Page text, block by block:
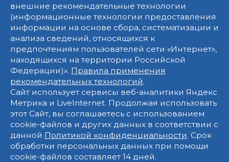
внешние рекомендательные технологии
(информационные технологии предоставления
информации на основе сбора, систематизации и
анализа сведений, относящихся к
предпочтениям пользователей сети «Интернет»,
находящихся на территории Российской
Федерации)». Правила применения
рекомендательных технологий.
Сайт использует сервисы веб-аналитики Яндекс
Метрика и LiveInternet. Продолжая использовать
этот Сайт, вы соглашаетесь с использованием
cookie-файлов и других данных в соответствии с
данной Политикой конфиденциальности. Срок
обработки персональных данных при помощи
cookie-файлов составляет 14 дней.